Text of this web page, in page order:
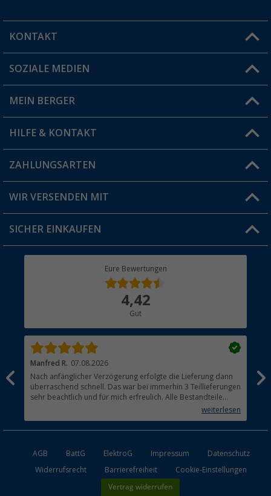
KONTAKT
Du hast eine Frage?
Filiale finden
SOZIALE MEDIEN
MEIN BERGER
Vorteilskarte
Blog
Jobs & Karriere
HILFE & KONTAKT
FAQ & Kontakt
Versandinformationen
Rücksendung
ZAHLUNGSARTEN
WIR VERSENDEN MIT
SICHER EINKAUFEN
Eure Bewertungen
4,42
Gut
Manfred R. 07.08.2026
Nach anfänglicher Verzögerung erfolgte die Lieferung dann
überraschend schnell. Das war bei immerhin 3 Teillieferungen
sehr beachtlich und für mich erfreulich. Alle Bestandteile
waren gut verpackt und in Ordnung. Das Gerät (Gasgrill)weiterlesen
AGB BattG ElektroG Impressum
Datenschutz
Widerrufsrecht
Barrierefreiheit Cookie-Einstellungen
Vertrag widerrufen